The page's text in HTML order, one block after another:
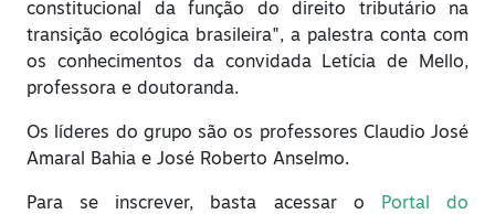
constitucional da função do direito tributário na
transição ecológica brasileira", a palestra conta com
os conhecimentos da convidada Letícia de Mello,
professora e doutoranda.
Os líderes do grupo são os professores Claudio José
Amaral Bahia e José Roberto Anselmo.
Para se inscrever, basta acessar o
Portal do